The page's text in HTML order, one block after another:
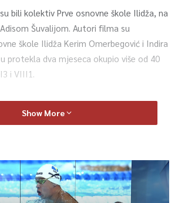
bili kolektiv Prve osnovne škole Ilidža, na
Šuvalijom. Autori filma su
škole Ilidža Kerim Omerbegović i Indira
protekla dva mjeseca okupio više od 40
i VIII1.
Hota-Muminović, prisustvovali i
za razvoj preduniverzitetskog
Ilidže.
se razvijaju protektivni faktori u školskim
Show More